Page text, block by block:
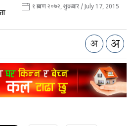
१ श्रावण २०७२, शुक्रबार / July 17, 2015